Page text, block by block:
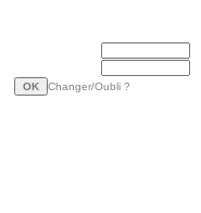
Changer/Oubli ?